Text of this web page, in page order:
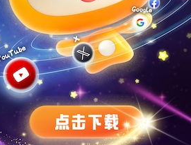
上油管加速器
回锅肉加速器
快橙加速器 quickq
quickq